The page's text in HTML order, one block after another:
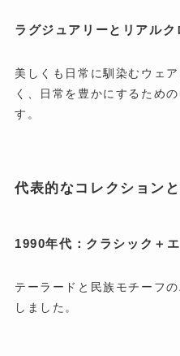
ラグジュアリーとリアルク
美しくも日常に馴染むウェ
く、日常を豊かにするため
す。
代表的なコレクション
1990年代：クラシック＋
テーラードと民族モチーフ
しました。